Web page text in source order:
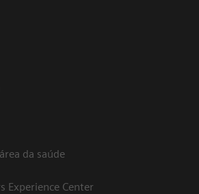
da saúde
Experience Center